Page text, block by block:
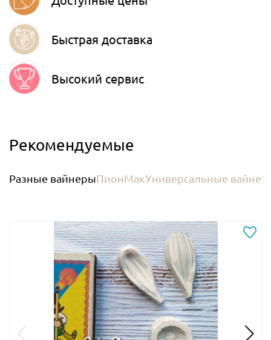
Быстрая доставка
Высокий сервис
Рекомендуемые
Разные вайнерыПионМакУниверсальные